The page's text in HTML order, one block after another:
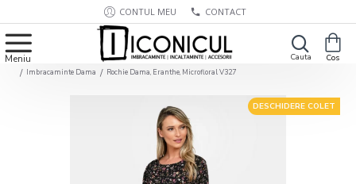
CONTUL MEU CONTACT
Imbracaminte Dama Rochie Dama, Eranthe, Microfloral V327
DESCHIDERE COLET